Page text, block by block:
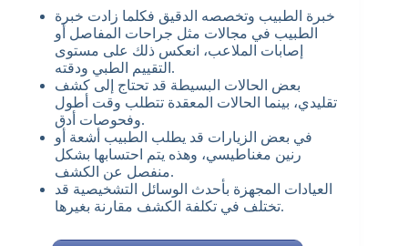
خبرة الطبيب وتخصصه الدقيق فكلما زادت خبرة
الطبيب في مجالات مثل جراحات المفاصل أو
إصابات الملاعب، انعكس ذلك على مستوى
التقييم الطبي ودقته.
بعض الحالات البسيطة قد تحتاج إلى كشف
تقليدي، بينما الحالات المعقدة تتطلب وقت أطول
وفحوصات أدق.
في بعض الزيارات قد يطلب الطبيب أشعة أو
رنين مغناطيسي، وهذه يتم احتسابها بشكل
منفصل عن الكشف.
العيادات المجهزة بأحدث الوسائل التشخيصية قد
تختلف في تكلفة الكشف مقارنة بغيرها.